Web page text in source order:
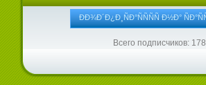
Всего подписчиков: 178